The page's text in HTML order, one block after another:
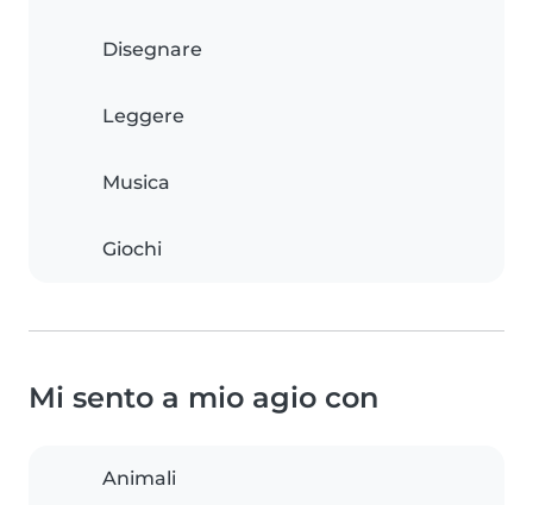
Disegnare
Leggere
Musica
Giochi
Mi sento a mio agio con
Animali